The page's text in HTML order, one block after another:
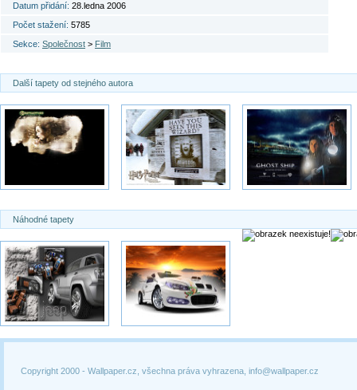
Datum přidání: 28.ledna 2006
Počet stažení: 5785
Sekce: Společnost > Film
Další tapety od stejného autora
Náhodné tapety
Copyright 2000 - Wallpaper.cz, všechna práva vyhrazena, info@wallpaper.cz